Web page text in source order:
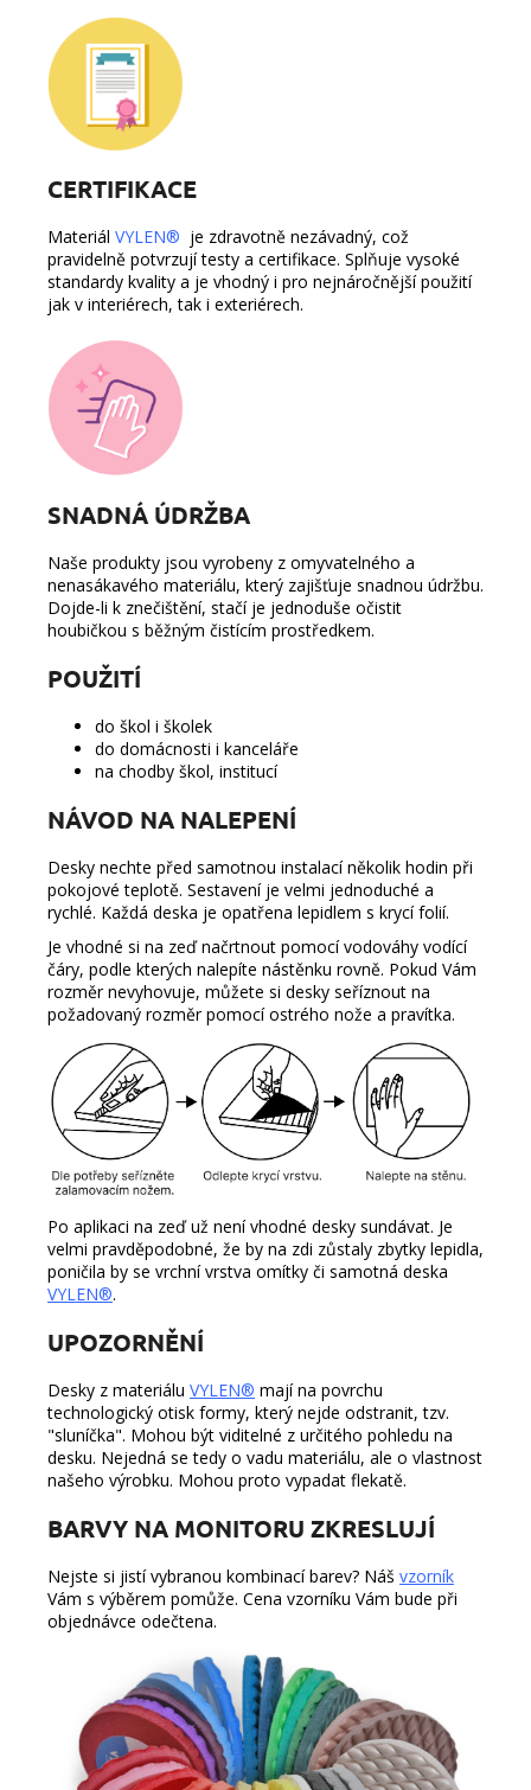
CERTIFIKACE
Materiál VYLEN® je zdravotně nezávadný, což
pravidelně potvrzují testy a certifikace. Splňuje vysoké
standardy kvality a je vhodný i pro nejnáročnější použití
jak v interiérech, tak i exteriérech.
SNADNÁ ÚDRŽBA
Naše produkty jsou vyrobeny z omyvatelného a
nenasákavého materiálu, který zajišťuje snadnou údržbu.
Dojde-li k znečištění, stačí je jednoduše očistit
houbičkou s běžným čistícím prostředkem.
POUŽITÍ
do škol i školek
do domácnosti i kanceláře
na chodby škol, institucí
NÁVOD NA NALEPENÍ
Desky nechte před samotnou instalací několik hodin při
pokojové teplotě. Sestavení je velmi jednoduché a
rychlé. Každá deska je opatřena lepidlem s krycí folií.
Je vhodné si na zeď načrtnout pomocí vodováhy vodící
čáry, podle kterých nalepíte nástěnku rovně. Pokud Vám
rozměr nevyhovuje, můžete si desky seříznout na
požadovaný rozměr pomocí ostrého nože a pravítka.
Po aplikaci na zeď už není vhodné desky sundávat. Je
velmi pravděpodobné, že by na zdi zůstaly zbytky lepidla,
poničila by se vrchní vrstva omítky či samotná deska
VYLEN®.
UPOZORNĚNÍ
Desky z materiálu VYLEN® mají na povrchu
technologický otisk formy, který nejde odstranit, tzv.
"sluníčka". Mohou být viditelné z určitého pohledu na
desku. Nejedná se tedy o vadu materiálu, ale o vlastnost
našeho výrobku. Mohou proto vypadat flekatě.
BARVY NA MONITORU ZKRESLUJÍ
Nejste si jistí vybranou kombinací barev? Náš vzorník
Vám s výběrem pomůže. Cena vzorníku Vám bude při
objednávce odečtena.